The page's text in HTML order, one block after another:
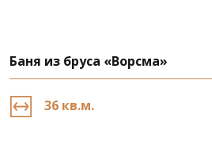
Баня из бруса «Ворсма»
36 кв.м.